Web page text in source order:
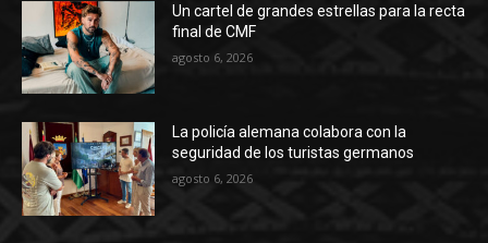
Un cartel de grandes estrellas para la recta
final de CMF
agosto 6, 2026
La policía alemana colabora con la
seguridad de los turistas germanos
agosto 6, 2026